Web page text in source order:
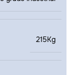
215Kg